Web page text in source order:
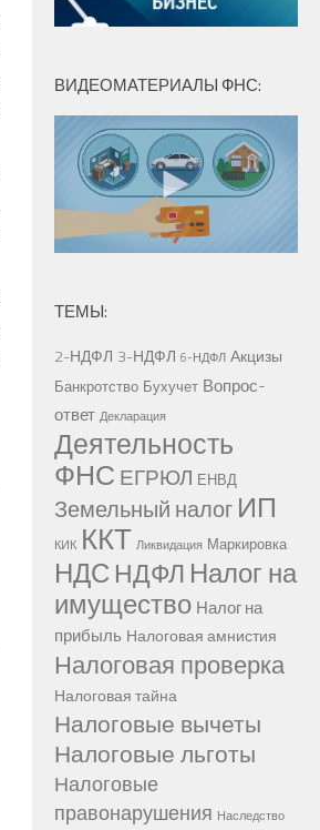
ВИДЕОМАТЕРИАЛЫ ФНС:
ТЕМЫ:
2-НДФЛ 3-НДФЛ 6-НДФЛ Акцизы
Банкротство Бухучет Вопрос-
ответ Декларация
Деятельность
ФНС ЕГРЮЛ ЕНВД
Земельный налог ИП
КИК ККТ Ликвидация Маркировка
НДС НДФЛ Налог на
имущество Налог на
прибыль Налоговая амнистия
Налоговая проверка
Налоговая тайна
Налоговые вычеты
Налоговые льготы
Налоговые
правонарушения Наследство